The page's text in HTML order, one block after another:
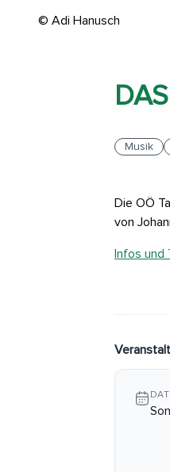
© Adi Hanusch
Musik
Die OÖ
von
Infos und